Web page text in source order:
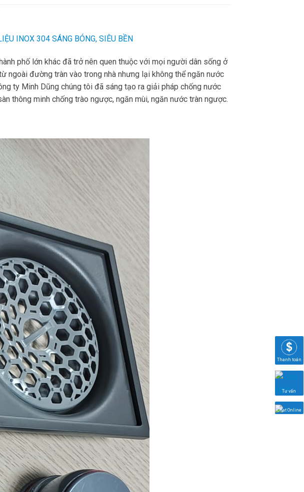
INOX 304 SÁNG BÓNG, SIÊU BỀN
phố lớn khác đã trở nên quen thuộc với mọi người dân sống ở
ngoài đường tràn vào trong nhà nhưng lại không thể ngăn nước
ty Minh Dũng chúng tôi đã sáng tạo ra giải pháp chống nước
thông minh chống trào ngược, ngăn mùi, ngăn nước tràn ngược.
Thanh toán
Tư vấn
Chat Online